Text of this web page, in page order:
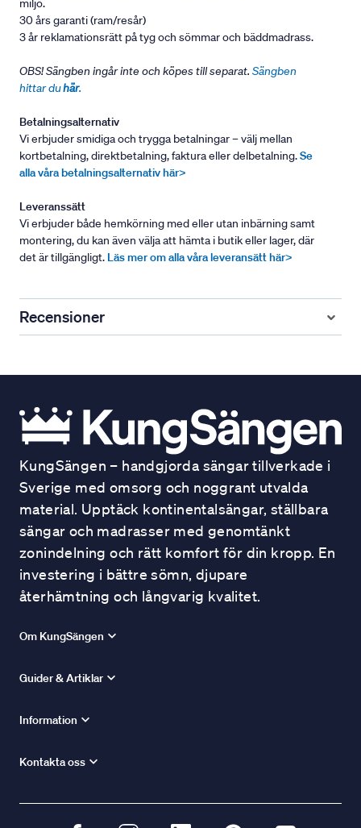
miljö.
30 års garanti (ram/resår)
3 år reklamationsrätt på tyg och sömmar och bäddmadrass.
OBS! Sängben ingår inte och köpes till separat. Sängben
hittar duhär.
Betalningsalternativ
Vi erbjuder smidiga och trygga betalningar – välj mellan
kortbetalning, direktbetalning, faktura eller delbetalning.Se
alla våra betalningsalternativ här>
Leveranssätt
Vi erbjuder både hemkörning med eller utan inbärning samt
montering, du kan även välja att hämta i butik eller lager, där
det är tillgängligt. Läs mer om alla våra leveransätt här>
Recensioner
KungSängen – handgjorda sängar tillverkade i
Sverige med omsorg och noggrant utvalda
material. Upptäck kontinentalsängar, ställbara
sängar och madrasser med genomtänkt
zonindelning och rätt komfort för din kropp. En
investering i bättre sömn, djupare
återhämtning och långvarig kvalitet.
Om KungSängen
Guider & Artiklar
Information
Kontakta oss